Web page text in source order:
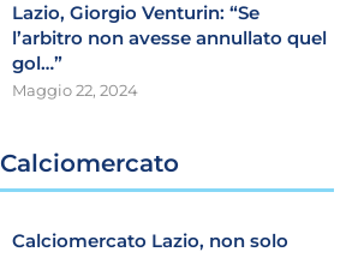
Lazio, Giorgio Venturin: “Se
l’arbitro non avesse annullato quel
gol…”
Maggio 22, 2024
Calciomercato
Calciomercato Lazio, non solo